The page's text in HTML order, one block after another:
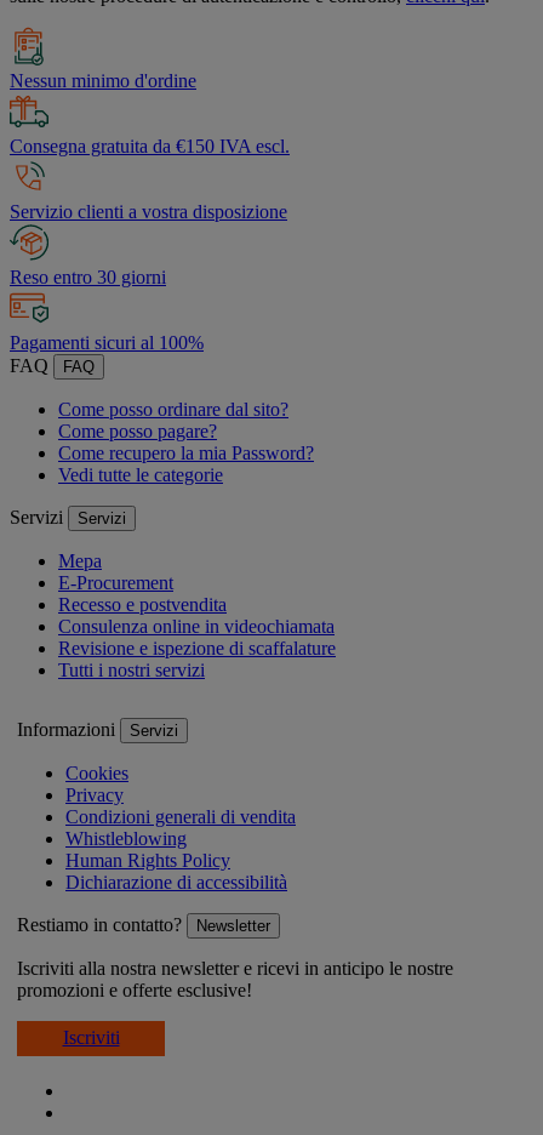
Nessun minimo d'ordine
Consegna gratuita da €150 IVA escl.
Servizio clienti a vostra disposizione
Reso entro 30 giorni
Pagamenti sicuri al 100%
FAQ
FAQ
Come posso ordinare dal sito?
Come posso pagare?
Come recupero la mia Password?
Vedi tutte le categorie
Servizi Servizi
Mepa
E-Procurement
Recesso e postvendita
Consulenza online in videochiamata
Revisione e ispezione di scaffalature
Tutti i nostri servizi
Informazioni Servizi
Cookies
Privacy
Condizioni generali di vendita
Whistleblowing
Human Rights Policy
Dichiarazione di accessibilità
Restiamo in contatto? Newsletter
Iscriviti alla nostra newsletter e ricevi in anticipo le nostre
promozioni e offerte esclusive!
Iscriviti